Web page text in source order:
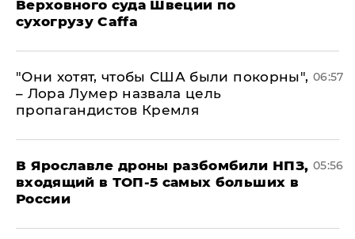
Верховного суда Швеции по
сухогрузу Caffa
"Они хотят, чтобы США были покорны",
– Лора Лумер назвала цель
пропагандистов Кремля
06:57
В Ярославле дроны разбомбили НПЗ,
входящий в ТОП-5 самых больших в
России
05:56